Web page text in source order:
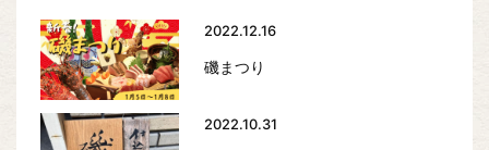
2022.12.16
磯まつり
2022.10.31